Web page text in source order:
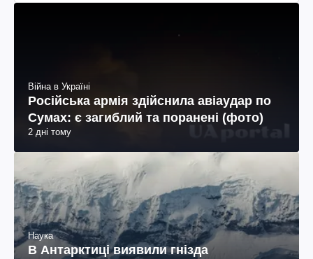
Війна в Україні
Російська армія здійснила авіаудар по
Сумах: є загиблий та поранені (фото)
2 дні тому
Наука
В Антарктиці виявили гнізда